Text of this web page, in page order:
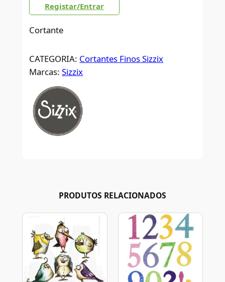
Registar/Entrar
Cortante
CATEGORIA: Cortantes Finos Sizzix
Marcas:Sizzix
PRODUTOS RELACIONADOS